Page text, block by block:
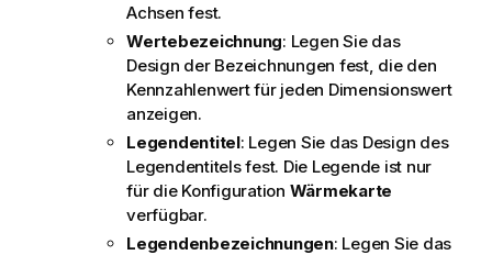
Achsen fest.
Wertebezeichnung: Legen Sie das
Design der Bezeichnungen fest, die den
Kennzahlenwert für jeden Dimensionswert
anzeigen.
Legendentitel: Legen Sie das Design des
Legendentitels fest. Die Legende ist nur
für die Konfiguration Wärmekarte
verfügbar.
Legendenbezeichnungen: Legen Sie das